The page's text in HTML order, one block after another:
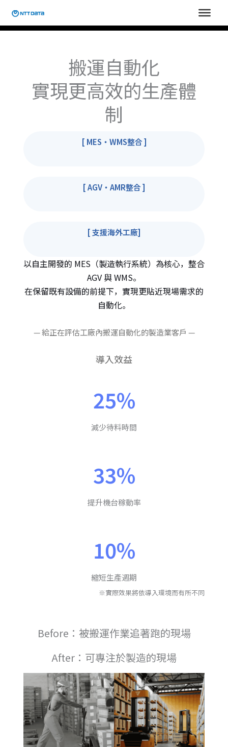
主
搬運自動化
實現更高效的生產體
制
[ MES・WMS整合 ]
[ AGV・AMR整合 ]
[ 支援海外工廠]
以自主開發的 MES（製造執行系統）為核心，整合
AGV 與 WMS。
在保留既有設備的前提下，實現更貼近現場需求的
自動化。
— 給正在評估工廠內搬運自動化的製造業客戶 —
導入效益
25%
減少待料時間
33%
提升機台稼動率
10%
縮短生產週期
※實際效果將依導入環境而有所不同
Before：被搬運作業追著跑的現場
After：可專注於製造的現場